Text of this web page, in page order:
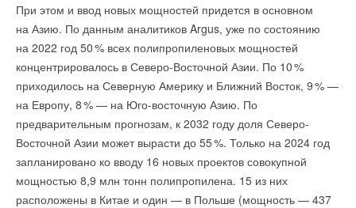
При этом и ввод новых мощностей придется в основном
на Азию. По данным аналитиков Argus, уже по состоянию
на 2022 год 50% всех полипропиленовых мощностей
концентрировалось в Северо-Восточной Азии. По 10%
приходилось на Северную Америку и Ближний Восток, 9% —
на Европу, 8% — на Юго-восточную Азию. По
предварительным прогнозам, к 2032 году доля Северо-
Восточной Азии может вырасти до 55%. Только на 2024 год
запланировано ко вводу 16 новых проектов совокупной
мощностью 8,9 млн тонн полипропилена. 15 из них
расположены в Китае и один — в Польше (мощность — 437
Согласно отчету, Африка стоит особняком в тенденциях
спроса на электроэнергию. В то время как потребление
электроэнергии на душу населения в Индии и Юго-
Восточной Азии быстро росло, в Африке оно практически
стагнирует уже более трех десятилетий. «Потребление
электроэнергии является ключевым индикатором
экономического развития в любой стране, и это мрачный
знак, что в Африке оно не изменялось в расчете на душу
населения на протяжении более трех десятилетий», —
говоритисполнительный директор МЭА Фатих Бироль